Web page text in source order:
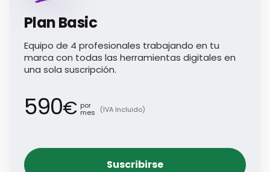
Plan Basic
Equipo de 4 profesionales trabajando en tu
marca con todas las herramientas digitales en
una sola suscripción.
590€ por
mes (IVA Incluido)
Suscribirse